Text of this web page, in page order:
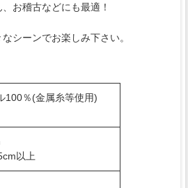
お稽古などにも最適！
シーンでお楽しみ下さい。
100％(金属糸等使用)
以上